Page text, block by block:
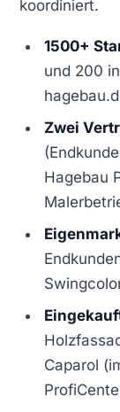
koordiniert.
1500+
und 200
Zwei
Hagebau
Caparol